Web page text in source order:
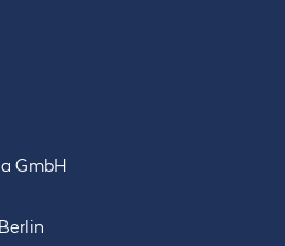
GmbH